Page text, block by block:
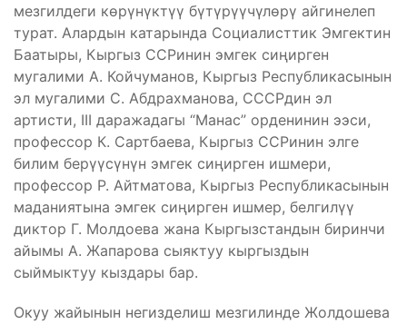
мезгилдеги көрүнүктүү бүтүрүүчүлөрү айгинелеп
турат. Алардын катарында Социалисттик Эмгектин
Баатыры, Кыргыз ССРинин эмгек сиңирген
мугалими А. Койчуманов, Кыргыз Республикасынын
эл мугалими С. Абдрахманова, СССРдин эл
артисти, III даражадагы “Манас” орденинин ээси,
профессор К. Сартбаева, Кыргыз ССРинин элге
билим берүүсүнүн эмгек сиңирген ишмери,
профессор Р. Айтматова, Кыргыз Республикасынын
маданиятына эмгек сиңирген ишмер, белгилүү
диктор Г. Молдоева жана Кыргызстандын биринчи
айымы А. Жапарова сыяктуу кыргыздын
сыймыктуу кыздары бар.
Окуу жайынын негизделиш мезгилинде Жолдошева